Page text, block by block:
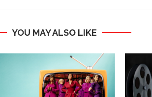
YOU MAY ALSO LIKE